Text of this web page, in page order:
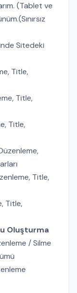
(Tablet ve
Sitedeki
Title,
Title,
Title,
Title,
Title,
Oluşturma
/ Silme